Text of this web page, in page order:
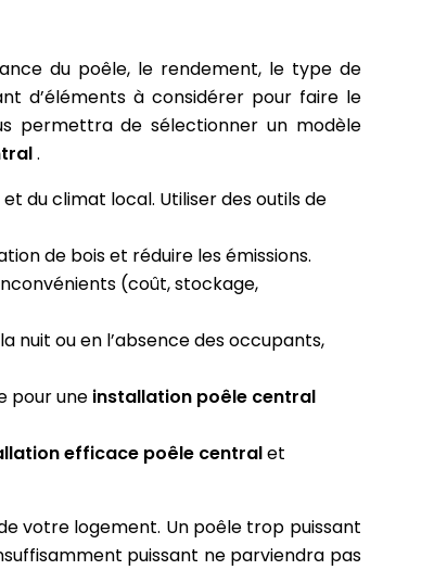
du poêle, le rendement, le type de
d’éléments à considérer pour faire le
permettra de sélectionner un modèle
.
du climat local. Utiliser des outils de
de bois et réduire les émissions.
(coût, stockage,
nuit ou en l’absence des occupants,
pour une installation poêle central
efficace poêle centralet
votre logement. Un poêle trop puissant
puissant ne parviendra pas